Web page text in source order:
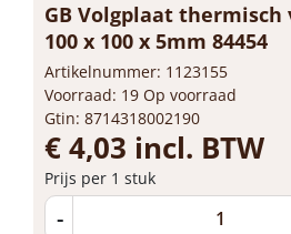
GB Volgplaat
100 x 100 x 5mm 84454
Artikelnummer: 1123155
Voorraad: 19 Op voorraad
Gtin: 8714318002190
€ 4,03 incl. BTW
Prijs per 1 stuk
-